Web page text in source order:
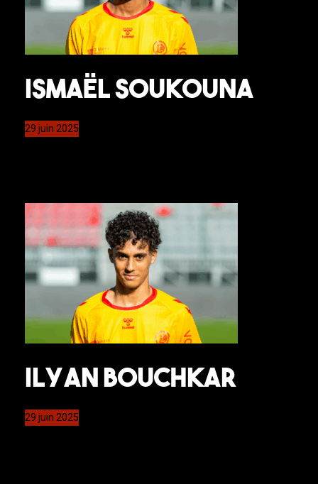
Ismaël Soukouna
29 juin 2025
Ilyan Bouchkar
29 juin 2025